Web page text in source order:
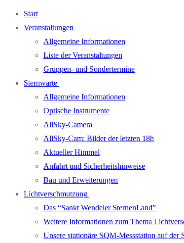
Start
Veranstaltungen
Allgemeine Informationen
Liste der Veranstaltungen
Gruppen- und Sondertermine
Sternwarte
Allgemeine Informationen
Optische Instrumente
AllSky-Camera
AllSky-Cam: Bilder der letzten 18h
Aktueller Himmel
Anfahrt und Sicherheitshinweise
Bau und Erweiterungen
Lichtverschmutzung
Das “Sankt Wendeler SternenLand”
Weitere Informationen zum Thema
Unsere stationäre SQM-Messstation auf der